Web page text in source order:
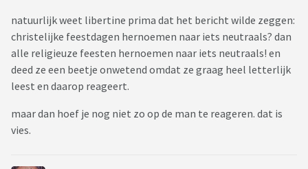
natuurlijk weet libertine prima dat het bericht wilde zeggen:
christelijke feestdagen hernoemen naar iets neutraals? dan
alle religieuze feesten hernoemen naar iets neutraals! en
deed ze een beetje onwetend omdat ze graag heel letterlijk
leest en daarop reageert.
maar dan hoef je nog niet zo op de man te reageren. dat is
vies.